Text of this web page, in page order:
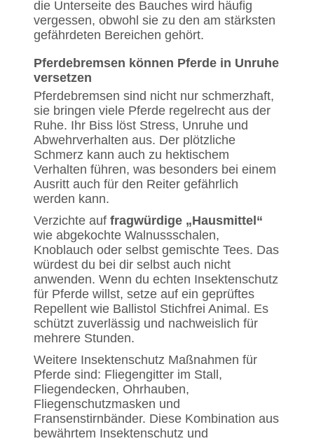
die Unterseite des Bauches wird häufig
vergessen, obwohl sie zu den am stärksten
gefährdeten Bereichen gehört.
Pferdebremsen können Pferde in Unruhe
versetzen
Pferdebremsen sind nicht nur schmerzhaft,
sie bringen viele Pferde regelrecht aus der
Ruhe. Ihr Biss löst Stress, Unruhe und
Abwehrverhalten aus. Der plötzliche
Schmerz kann auch zu hektischem
Verhalten führen, was besonders bei einem
Ausritt auch für den Reiter gefährlich
werden kann.
Verzichte auf fragwürdige „Hausmittel“
wie abgekochte Walnussschalen,
Knoblauch oder selbst gemischte Tees. Das
würdest du bei dir selbst auch nicht
anwenden. Wenn du echten Insektenschutz
für Pferde willst, setze auf ein geprüftes
Repellent wie Ballistol Stichfrei Animal. Es
schützt zuverlässig und nachweislich für
mehrere Stunden.
Weitere Insektenschutz Maßnahmen für
Pferde sind: Fliegengitter im Stall,
Fliegendecken, Ohrhauben,
Fliegenschutzmasken und
Fransenstirnbänder. Diese Kombination aus
bewährtem Insektenschutz und